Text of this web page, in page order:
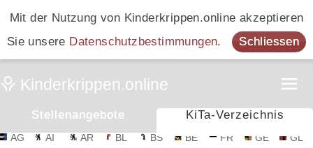
Mit der Nutzung von Kinderkrippen.online akzeptieren
Sie unsere Datenschutzbestimmungen. Schliessen
Stellenangebote KiTa-Verzeichnis
AG AI AR BL BS BE FR GE GL